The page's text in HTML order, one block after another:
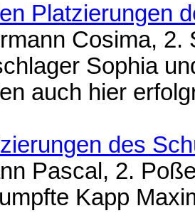
Platzierungen
Cosima, 2.
Sophia
auch hier
des
Pascal, 2.
Kapp